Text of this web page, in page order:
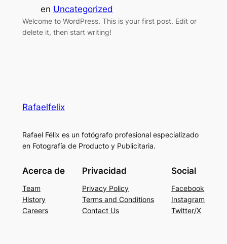
en Uncategorized
Welcome to WordPress. This is your first post. Edit or
delete it, then start writing!
Rafaelfelix
Rafael Félix es un fotógrafo profesional especializado
en Fotografía de Producto y Publicitaria.
Acerca de
Team
History
Careers
Privacidad
Privacy Policy
Terms and Conditions
Contact Us
Social
Facebook
Instagram
Twitter/X